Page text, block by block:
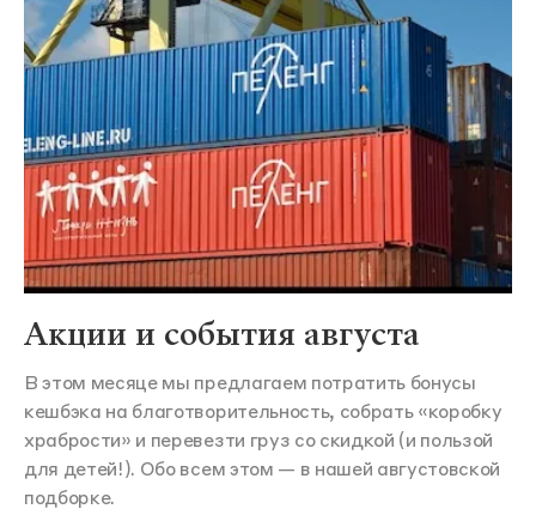
Акции и события августа
В этом месяце мы предлагаем потратить бонусы
кешбэка на благотворительность, собрать «коробку
храбрости» и перевезти груз со скидкой (и пользой
для детей!). Обо всем этом — в нашей августовской
подборке.